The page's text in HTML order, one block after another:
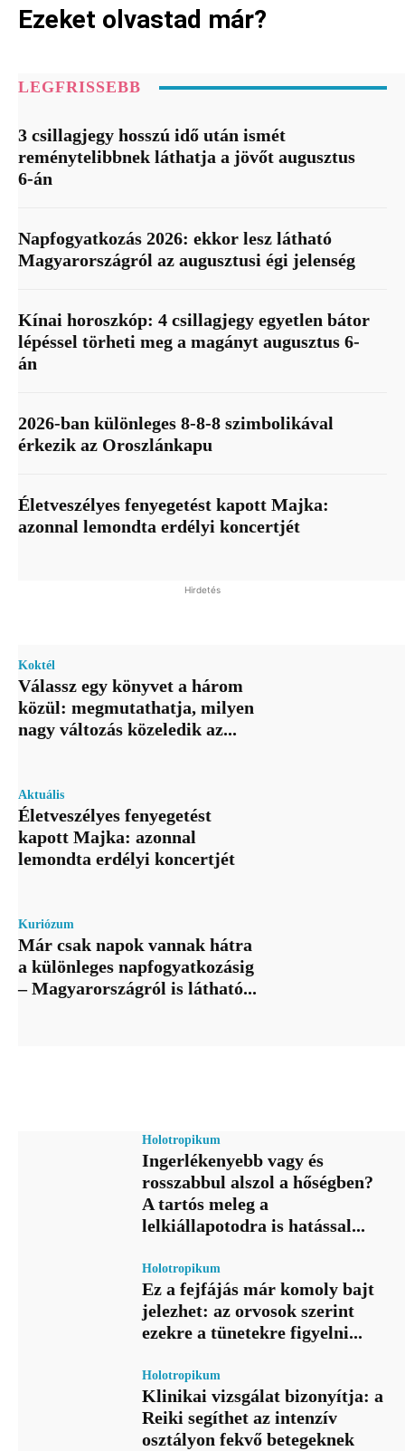
Ezeket olvastad már?
LEGFRISSEBB
3 csillagjegy hosszú idő után ismét
reménytelibbnek láthatja a jövőt augusztus
6-án
Napfogyatkozás 2026: ekkor lesz látható
Magyarországról az augusztusi égi jelenség
Kínai horoszkóp: 4 csillagjegy egyetlen bátor
lépéssel törheti meg a magányt augusztus 6-
án
2026-ban különleges 8-8-8 szimbolikával
érkezik az Oroszlánkapu
Életveszélyes fenyegetést kapott Majka:
azonnal lemondta erdélyi koncertjét
Hirdetés
Koktél
Válassz egy könyvet a három
közül: megmutathatja, milyen
nagy változás közeledik az...
Aktuális
Életveszélyes fenyegetést
kapott Majka: azonnal
lemondta erdélyi koncertjét
Kuriózum
Már csak napok vannak hátra
a különleges napfogyatkozásig
– Magyarországról is látható...
Holotropikum
Ingerlékenyebb vagy és
rosszabbul alszol a hőségben?
A tartós meleg a
lelkiállapotodra is hatással...
Holotropikum
Ez a fejfájás már komoly bajt
jelezhet: az orvosok szerint
ezekre a tünetekre figyelni...
Holotropikum
Klinikai vizsgálat bizonyítja: a
Reiki segíthet az intenzív
osztályon fekvő betegeknek